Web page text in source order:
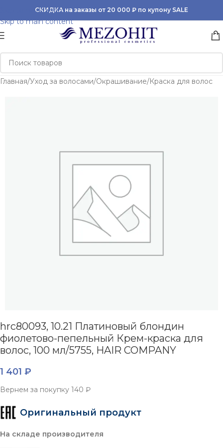
Skip to navigation
Skip to main content
СКИДКА на заказы от 20 000 ₽ по купону SALE
Главная/Уход за волосами/Окрашивание/Краска для волос
hrc80093, 10.21 Платиновый блондин
фиолетово-пепельный Крем-краска для
волос, 100 мл/5755, HAIR COMPANY
1 401 ₽
Вернем за покупку 140 ₽
Оригинальный продукт
На складе производителя